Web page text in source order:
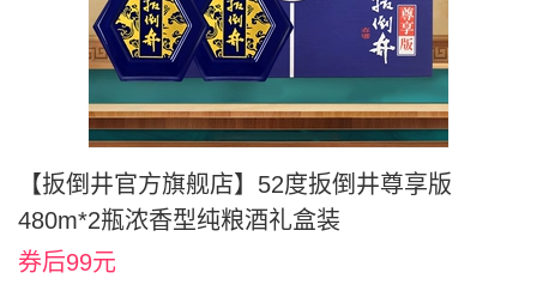
【扳倒井官方旗舰店】52度扳倒井尊享版
480m*2瓶浓香型纯粮酒礼盒装
券后99元